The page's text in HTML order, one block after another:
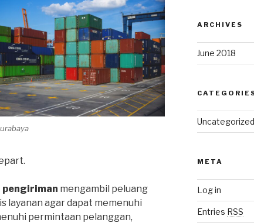
pengiriman mengambil peluang
layanan agar dapat memenuhi
permintaan pelanggan,
ARCHIVES
June 2018
Uncategorized
META
Log in
Entries RSS